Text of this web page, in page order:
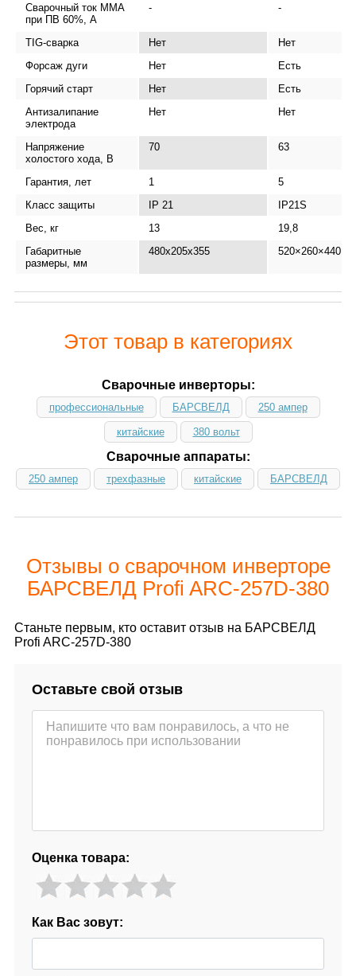
Сварочный ток MMA
при ПВ 60%, А
- -
TIG-сварка Нет
Нет
Форсаж дуги
Нет
Есть
Горячий старт
Нет
Есть
Антизалипание
электрода
Нет Нет
Напряжение
холостого хода, В
70 63
Гарантия, лет 1
5
Класс защиты
IP 21
IP21S
Вес, кг
13
19,8
Габаритные
размеры, мм
480x205x355 520×260×440
Этот товар в категориях
Сварочные инверторы:
профессиональные БАРСВЕЛД 250 ампер
китайские 380 вольт
Сварочные аппараты:
250 ампер трехфазные китайские БАРСВЕЛД
Отзывы о сварочном инверторе
БАРСВЕЛД Profi ARC-257D-380
Станьте первым, кто оставит отзыв на БАРСВЕЛД
Profi ARC-257D-380
Оставьте свой отзыв
Оценка товара:
Как Вас зовут: